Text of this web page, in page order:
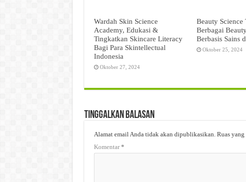
Wardah Skin Science
Academy, Edukasi &
Tingkatkan Skincare Literacy
Bagi Para Skintellectual
Indonesia
Oktober 27, 2024
Beauty Science
Berbagai
Berbasis Sains
Oktober 25, 2024
Tinggalkan Balasan
Alamat email Anda tidak akan dipublikasikan. Ruas
Komentar*